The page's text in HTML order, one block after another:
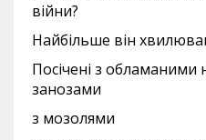
війни?
Найбільше він
Посічені з обламаними
занозами
з мозолями